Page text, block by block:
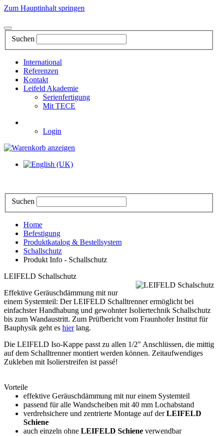
Zum Hauptinhalt springen
Suchen
International
Referenzen
Kontakt
Leifeld Akademie
Serienfertigung
Mit TECE
Login
Suchen
Home
Befestigung
Produktkatalog & Bestellsystem
Schallschutz
Produkt Info - Schallschutz
LEIFELD Schallschutz
Effektive Geräuschdämmung mit nur
einem Systemteil: Der LEIFELD Schalltrenner ermöglicht bei
einfachster Handhabung und gewohnter Isoliertechnik Schallschutz
bis zum Wandaustritt. Zum Prüfbericht vom Fraunhofer Institut für
Bauphysik geht es hierlang.
Die LEIFELD Iso-Kappe passt zu allen 1/2" Anschlüssen, die mittig
auf dem Schalltrenner montiert werden können. Zeitaufwendiges
Zukleben mit Isolierstreifen ist passé!
Vorteile
effektive Geräuschdämmung mit nur einem Systemteil
passend für alle Wandscheiben mit 40 mm Lochabstand
verdrehsichere und zentrierte Montage auf derLEIFELD
Schiene
auch einzeln ohne LEIFELD Schiene verwendbar